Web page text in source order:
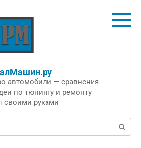
автомобили — сравнения
по тюнингу и ремонту
своими руками